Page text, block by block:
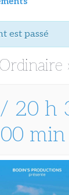
est passé
20 h
min